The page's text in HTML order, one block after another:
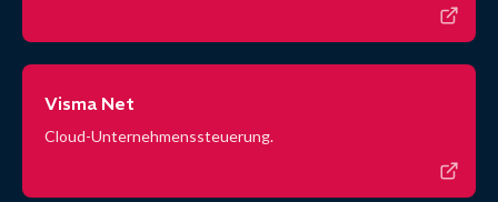
Visma Net
Cloud-Unternehmenssteuerung.